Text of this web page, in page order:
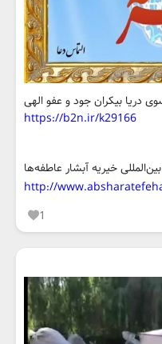
دریا بیکران جود و عفو الهی
https://b2n.ir/k29166
بین‌المللی خیریه آبشار عاطفه‌ها
http://
1